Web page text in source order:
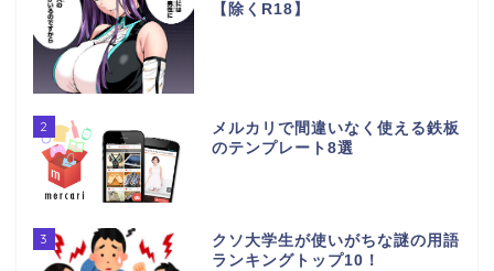
【除くR18】
2
メルカリで間違いなく使える鉄板
のテンプレート8選
3
クソ大学生が使いがちな謎の用語
ランキングトップ10！